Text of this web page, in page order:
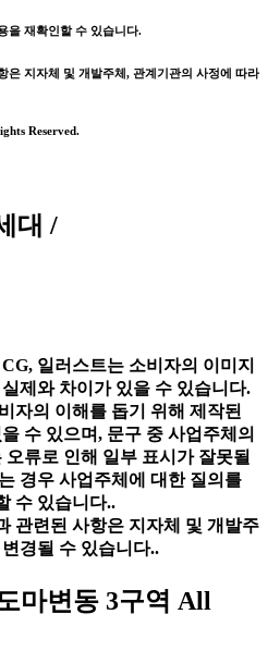
을 재확인할 수 있습니다.
지자체 및 개발주체, 관계기관의 사정에 따라
Reserved.
대 /
일러스트는 소비자의 이미지
제와 차이가 있을 수 있습니다.
자의 이해를 돕기 위해 제작된
수 있으며, 문구 중 사업주체의
류로 인해 일부 표시가 잘못될
경우 사업주체에 대한 질의를
수 있습니다..
관련된 사항은 지자체 및 개발주
경될 수 있습니다..
마변동 3구역 All